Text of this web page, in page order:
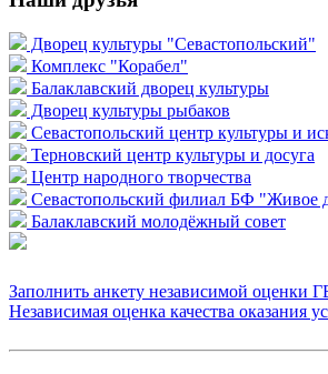
Дворец культуры "Севастопольский"
Комплекс "Корабел"
Балаклавский дворец культуры
Дворец культуры рыбаков
Севастопольский центр культуры и
Терновский центр культуры и досуга
Центр народного творчества
Севастопольский филиал БФ "Живое
Балаклавский молодёжный совет
Заполнить анкету независимой оценки
Независимая оценка качества оказания